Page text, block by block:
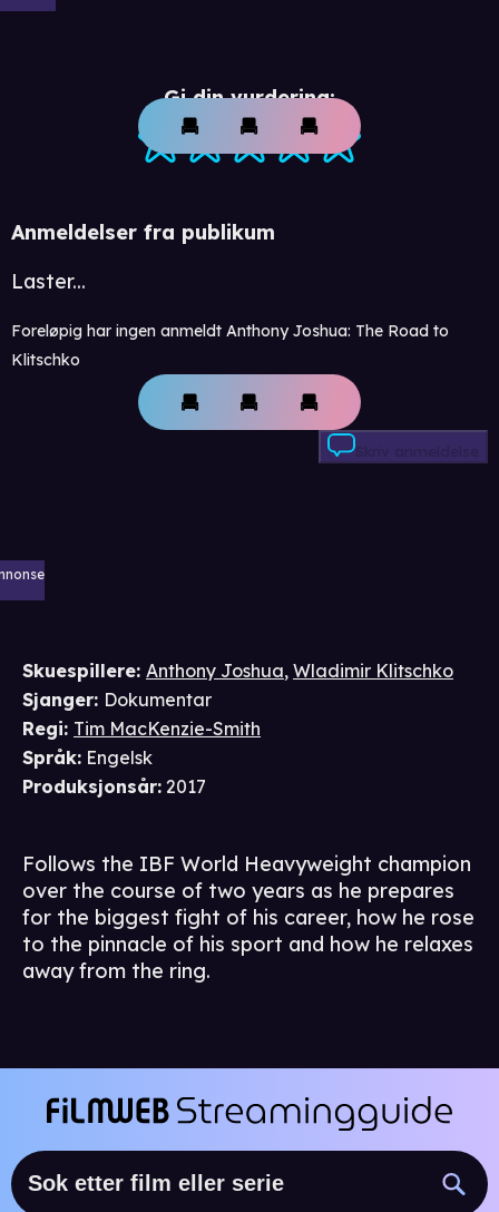
Gi din vurdering:
Anmeldelser fra publikum
Laster...
Foreløpig har ingen anmeldt Anthony Joshua: The Road to
Klitschko
Skriv anmeldelse
Skuespillere: Anthony Joshua, Wladimir Klitschko
Sjanger: Dokumentar
Regi: Tim MacKenzie-Smith
Språk: Engelsk
Produksjonsår: 2017
Follows the IBF World Heavyweight champion
over the course of two years as he prepares
for the biggest fight of his career, how he rose
to the pinnacle of his sport and how he relaxes
away from the ring.